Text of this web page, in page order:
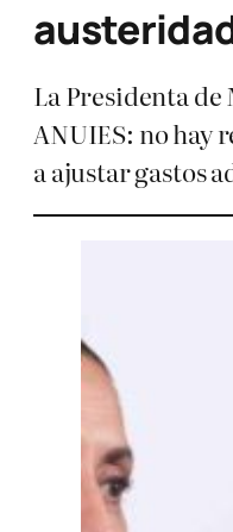
La Presidenta
ANUIES: no hay
a ajustar gastos